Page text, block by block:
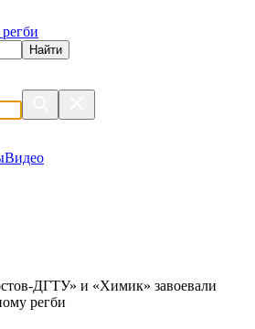
Видео
ДГТУ» и «Химик» завоевали
регби